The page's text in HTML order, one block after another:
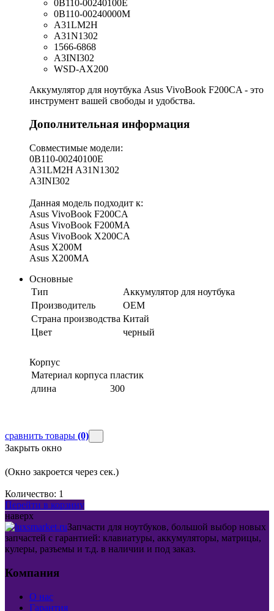
0B110-00240100E
0B110-00240000M
A31LM2H
A31N1302
1566-6868
A3INI302
WSD-AX200
Аккумулятор для ноутбука Asus VivoBook F200CA - это
инструмент вашей свободы и удобства.
Дополнительная информация
Совместимые модели:
0B110-00240100E
A31LM2H A31N1302
A3INI302
Данная модель подходит к:
Asus VivoBook F200CA
Asus VivoBook F200MA
Asus VivoBook X200CA
Asus X200M
Asus X200MA
Основные
Тип
Аккумулятор для ноутбука
Производитель
OEM
Страна производства Китай
Цвет
черный
Корпус
Материал корпуса пластик
длина
300
сравнить товары (0)
Закрыть окно
(Окно закроется через сек.)
Количество: 1
Перейти в корзину
наверх
Запчасти для ноутбуков, большой выбор новых
запчастей с гарантией: клавиатуры, аккумуляторы, матрицы,
кулеры, разъемы и т.д. в наличии и под заказ.
Компания
О нас
Гарантия